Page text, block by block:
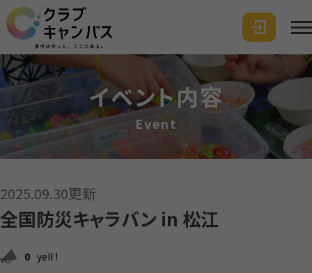
イベント内容
Event
2025.09.30更新
全国防災キャラバン in 松江
0 yell !